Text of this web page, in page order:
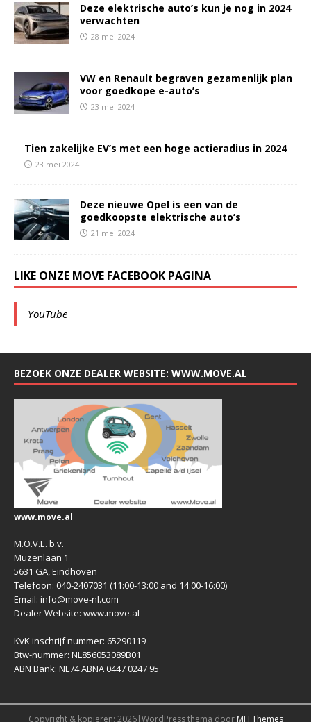
Deze elektrische auto’s kun je nog in 2024
verwachten
28 mei 2024
VW en Renault begraven gezamenlijk plan
voor goedkope e-auto’s
23 mei 2024
Tien zakelijke EV’s met een hoge actieradius in 2024
23 mei 2024
Deze nieuwe Opel is een van de
goedkoopste elektrische auto’s
21 mei 2024
LIKE ONZE MOVE FACEBOOK PAGINA
YouTube
BEZOEK ONZE DEALER WEBSITE: WWW.MOVE.AL
www.move.al
M.O.V.E. b.v.
Muzenlaan 1
5631 GA, Eindhoven
Telefoon: 040-2407031 (11:00-13:00 and 14:00-16:00)
Email: info@move-nl.com
Dealer Website: www.move.al
KvK inschrijf nummer: 65290119
Btw-nummer: NL856053089B01
ABN Bank: NL74 ABNA 0447 0247 95
Copyright & kopiëren; 2026|WordPress thema door MH Themes